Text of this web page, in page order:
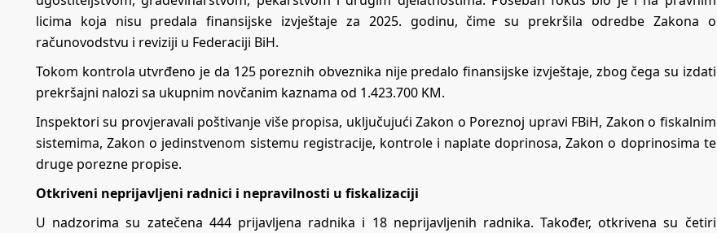
licima koja nisu predala finansijske izvještaje za 2025. godinu, čime su prekršila odredbe Zakona o
računovodstvu i reviziji u Federaciji BiH.
Tokom kontrola utvrđeno je da 125 poreznih obveznika nije predalo finansijske izvještaje, zbog čega su izdati
prekršajni nalozi sa ukupnim novčanim kaznama od 1.423.700 KM.
Inspektori su provjeravali poštivanje više propisa, uključujući Zakon o Poreznoj upravi FBiH, Zakon o fiskalnim
sistemima, Zakon o jedinstvenom sistemu registracije, kontrole i naplate doprinosa, Zakon o doprinosima te
druge porezne propise.
Otkriveni neprijavljeni radnici i nepravilnosti u fiskalizaciji
U nadzorima su zatečena 444 prijavljena radnika i 18 neprijavljenih radnika. Također, otkrivena su četiri